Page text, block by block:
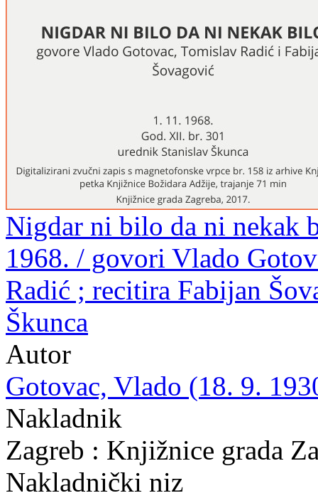
Nigdar ni bilo da ni nekak
1968. / govori Vlado
Radić ; recitira Fabijan
Škunca
Autor
Gotovac, Vlado (18. 9.
Nakladnik
Zagreb : Knjižnice grada
Nakladnički niz